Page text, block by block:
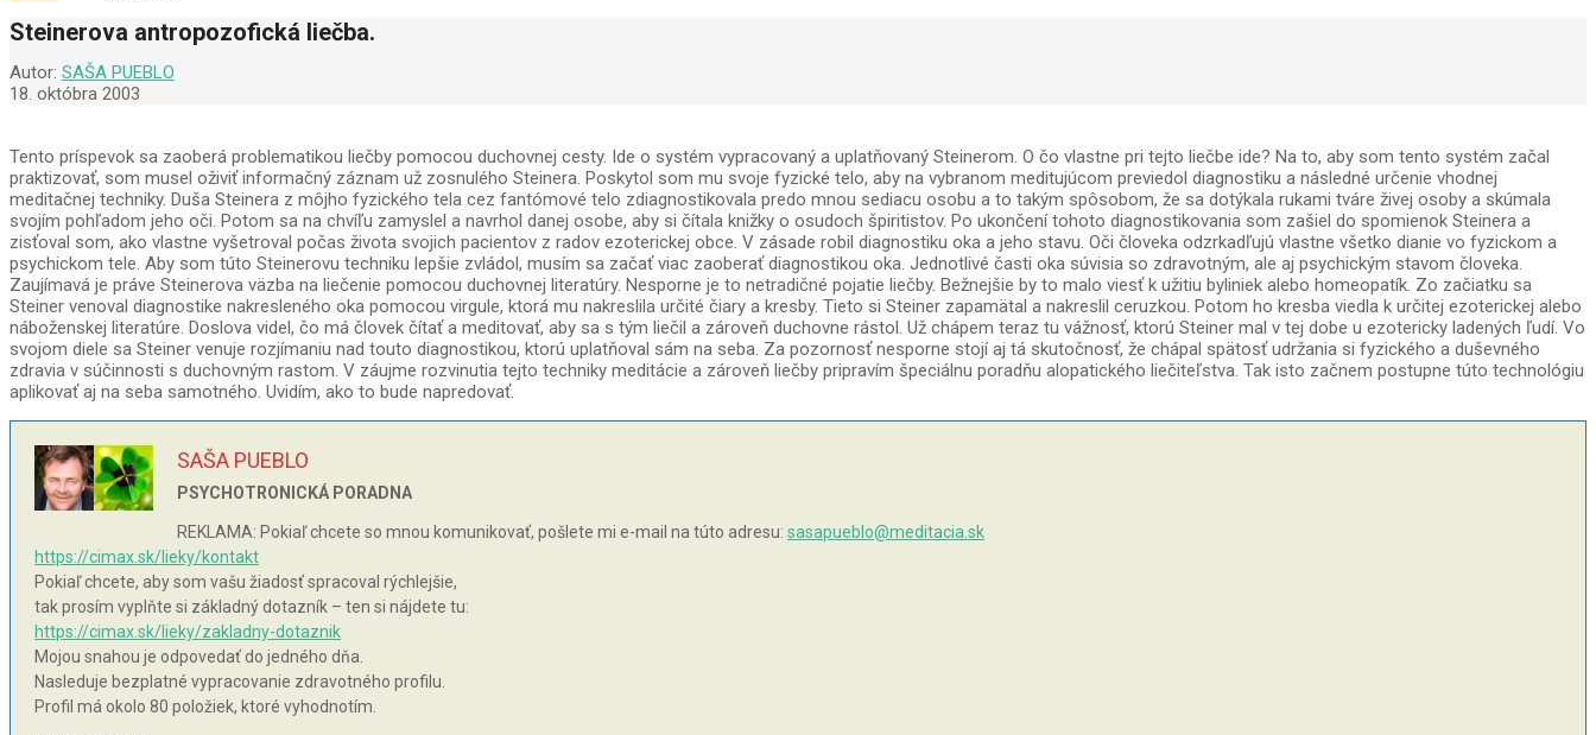
Steinerova antropozofická liečba.
Autor: SAŠA PUEBLO
18. októbra 2003
Tento príspevok sa zaoberá problematikou liečby pomocou duchovnej cesty. Ide o systém vypracovaný a uplatňovaný Steinerom. O čo vlastne pri tejto liečbe ide? Na to, aby som tento systém začal
praktizovať, som musel oživiť informačný záznam už zosnulého Steinera. Poskytol som mu svoje fyzické telo, aby na vybranom meditujúcom previedol diagnostiku a následné určenie vhodnej
meditačnej techniky. Duša Steinera z môjho fyzického tela cez fantómové telo zdiagnostikovala predo mnou sediacu osobu a to takým spôsobom, že sa dotýkala rukami tváre živej osoby a skúmala
svojím pohľadom jeho oči. Potom sa na chvíľu zamyslel a navrhol danej osobe, aby si čítala knižky o osudoch špiritistov. Po ukončení tohoto diagnostikovania som zašiel do spomienok Steinera a
zisťoval som, ako vlastne vyšetroval počas života svojich pacientov z radov ezoterickej obce. V zásade robil diagnostiku oka a jeho stavu. Oči človeka odzrkadľujú vlastne všetko dianie vo fyzickom a
psychickom tele. Aby som túto Steinerovu techniku lepšie zvládol, musím sa začať viac zaoberať diagnostikou oka. Jednotlivé časti oka súvisia so zdravotným, ale aj psychickým stavom človeka.
Zaujímavá je práve Steinerova väzba na liečenie pomocou duchovnej literatúry. Nesporne je to netradičné pojatie liečby. Bežnejšie by to malo viesť k užitiu byliniek alebo homeopatík. Zo začiatku sa
Steiner venoval diagnostike nakresleného oka pomocou virgule, ktorá mu nakreslila určité čiary a kresby. Tieto si Steiner zapamätal a nakreslil ceruzkou. Potom ho kresba viedla k určitej ezoterickej alebo
náboženskej literatúre. Doslova videl, čo má človek čítať a meditovať, aby sa s tým liečil a zároveň duchovne rástol. Už chápem teraz tu vážnosť, ktorú Steiner mal v tej dobe u ezotericky ladených ľudí. Vo
svojom diele sa Steiner venuje rozjímaniu nad touto diagnostikou, ktorú uplatňoval sám na seba. Za pozornosť nesporne stojí aj tá skutočnosť, že chápal spätosť udržania si fyzického a duševného
zdravia v súčinnosti s duchovným rastom. V záujme rozvinutia tejto techniky meditácie a zároveň liečby pripravím špeciálnu poradňu alopatického liečiteľstva. Tak isto začnem postupne túto technológiu
aplikovať aj na seba samotného. Uvidím, ako to bude napredovať.
SAŠA PUEBLO
PSYCHOTRONICKÁ PORADNA
REKLAMA: Pokiaľ chcete so mnou komunikovať, pošlete mi e-mail na túto adresu: sasapueblo@meditacia.sk
https://cimax.sk/lieky/kontakt
Pokiaľ chcete, aby som vašu žiadosť spracoval rýchlejšie,
tak prosím vyplňte si základný dotazník – ten si nájdete tu:
https://cimax.sk/lieky/zakladny-dotaznik
Mojou snahou je odpovedať do jedného dňa.
Nasleduje bezplatné vypracovanie zdravotného profilu.
Profil má okolo 80 položiek, ktoré vyhodnotím.